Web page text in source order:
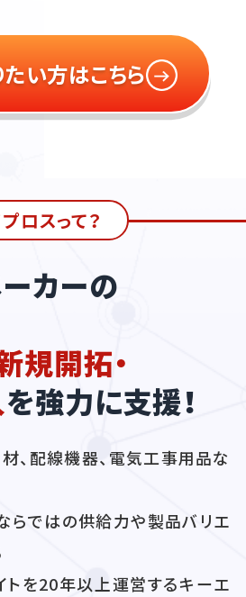
たい方はこちら
ロスって？
カーの
規開拓・
を強力に支援！
、配線機器、電気工事用品な
らではの供給力や製品バリエ
トを20年以上運営するキーエ